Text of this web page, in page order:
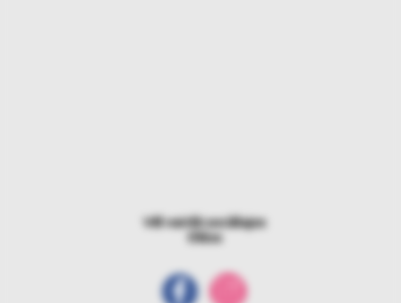
Vēl vairāk sociālajos
tīklos